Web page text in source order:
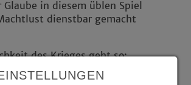
in diesem üblen Spiel
dienstbar gemacht
des Krieges geht so:
Menschen Menschen
schießen zurück auf